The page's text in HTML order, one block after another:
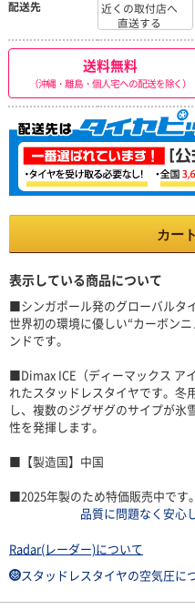
配送先
近くの取付店へ
直送する
送料無料
（沖縄・離島・個人宅への配送を除く）
カー
表示している商品について
■シンガポール発のグローバルタ
世界初の環境に優しい“カーボン
ンドです。
■Dimax ICE（ディーマックス ア
れたスタッドレスタイヤです。冬
し、複数のジグザグのサイプが
性を発揮します。
■【製造国】中国
■2025年製のため特価販売中です。
品質に問題なく安心
Radar(レーダー)について
スタッドレスタイヤの空気圧に